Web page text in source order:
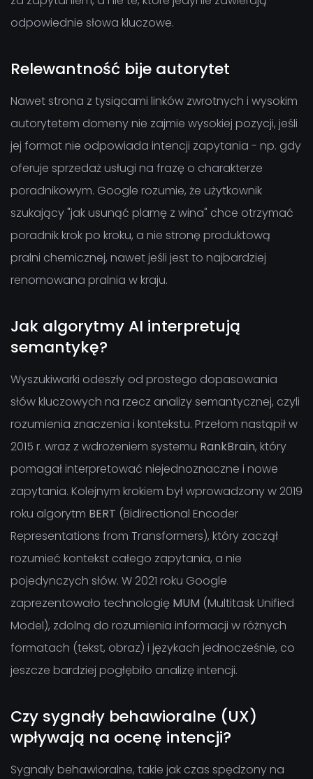
odpowiednie słowa kluczowe.
Relewantność bije autorytet
Nawet strona z tysiącami linków zwrotnych i wysokim
autorytetem domeny nie zajmie wysokiej pozycji, jeśli
jej format nie odpowiada intencji zapytania - np. gdy
oferuje sprzedaż usługi na frazę o charakterze
poradnikowym. Google rozumie, że użytkownik
szukający "jak usunąć plamę z wina" chce otrzymać
poradnik krok po kroku, a nie stronę produktową
pralni chemicznej, nawet jeśli jest to najbardziej
renomowana pralnia w kraju.
Jak algorytmy AI interpretują
semantykę?
Wyszukiwarki odeszły od prostego dopasowania
słów kluczowych na rzecz analizy semantycznej, czyli
rozumienia znaczenia i kontekstu. Przełom nastąpił w
2015 r. wraz z wdrożeniem systemu RankBrain, który
pomagał interpretować niejednoznaczne i nowe
zapytania. Kolejnym krokiem był wprowadzony w 2019
roku algorytm BERT (Bidirectional Encoder
Representations from Transformers), który zaczął
rozumieć kontekst całego zapytania, a nie
pojedynczych słów. W 2021 roku Google
zaprezentowało technologię MUM (Multitask Unified
Model), zdolną do rozumienia informacji w różnych
formatach (tekst, obraz) i językach jednocześnie, co
jeszcze bardziej pogłębiło analizę intencji.
Czy sygnały behawioralne (UX)
wpływają na ocenę intencji?
Sygnały behawioralne, takie jak czas spędzony na